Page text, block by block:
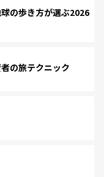
の歩き方が選ぶ2026
の旅テクニック